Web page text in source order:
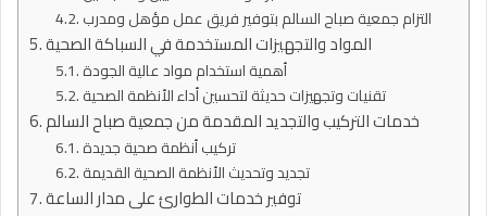
التزام جمعية صباح السالم بتوفير فريق عمل مؤهل ومدرب
المواد والتجهيزات المستخدمة في السباكة الصحية
أهمية استخدام مواد عالية الجودة
تقنيات وتجهيزات حديثة لتحسين أداء الأنظمة الصحية
خدمات التركيب والتجديد المقدمة من جمعية صباح السالم
تركيب أنظمة صحية جديدة
تجديد وتحديث الأنظمة الصحية القديمة
توفير خدمات الطوارئ على مدار الساعة